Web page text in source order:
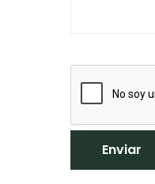
Enviar